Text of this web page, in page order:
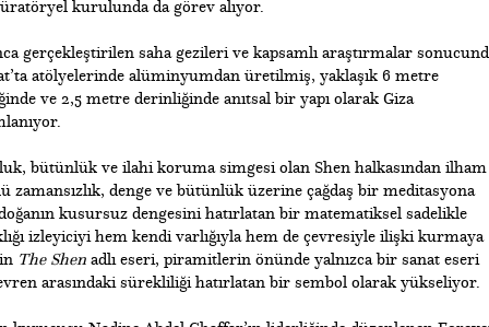
kurulunda da görev alıyor.
gerçekleştirilen saha gezileri ve kapsamlı araştırmalar
atölyelerinde alüminyumdan üretilmiş, yaklaşık 6 metre
ve 2,5 metre derinliğinde anıtsal bir yapı olarak Giza
bütünlük ve ilahi koruma simgesi olan Shen halkasından ilham
zamansızlık, denge ve bütünlük üzerine çağdaş bir meditasyona
kusursuz dengesini hatırlatan bir matematiksel sadelikle
izleyiciyi hem kendi varlığıyla hem de çevresiyle ilişki kurmaya
The Shenadlı eseri, piramitlerin önünde yalnızca bir sanat eseri
arasındaki sürekliliği hatırlatan bir sembol olarak yükseliyor.